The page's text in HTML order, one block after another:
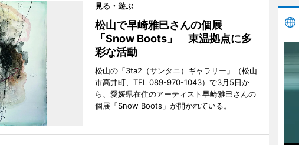
見る・遊ぶ
松山で早崎雅巳さんの個展
「Snow Boots」 東温拠点に多
彩な活動
松山の「3ta2（サンタニ）ギャラリー」（松山
市高井町、TEL 089-970-1043）で3月5日か
ら、愛媛県在住のアーティスト早崎雅巳さんの
個展「Snow Boots」が開かれている。